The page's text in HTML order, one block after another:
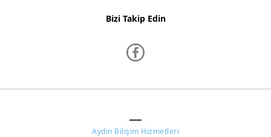
Bizi Takip Edin
Aydın Bilişim Hizmetleri